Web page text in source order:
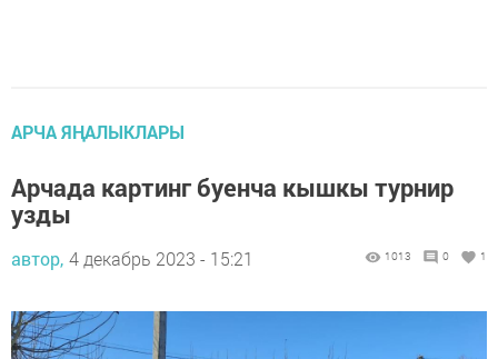
АРЧА ЯҢАЛЫКЛАРЫ
Арчада картинг буенча кышкы турнир
узды
автор, 4 декабрь 2023 - 15:21 1013 0 1